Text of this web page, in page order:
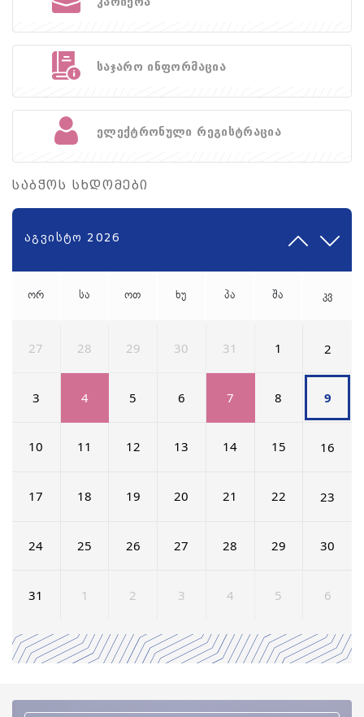
საჯარო ინფორმაცია
ელექტრონული რეგისტრაცია
საბჭოს სხდომები
აგვისტო 2026
ორ სა ოთ ხუ პა შა კვ
27 28 29 30 31 1 2
3 4 5 6 7 8 9
10 11 12 13 14 15 16
17 18 19 20 21 22 23
24 25 26 27 28 29 30
31 1 2 3 4 5 6